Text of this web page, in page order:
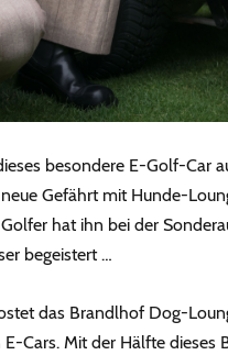
besondere E-Golf-Car
Gefährt mit Hunde-
hat ihn bei der
begeistert …
das Brandlhof Dog-
Cars. Mit der Hälfte dieses